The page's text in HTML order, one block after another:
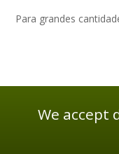
Para grandes
We accept